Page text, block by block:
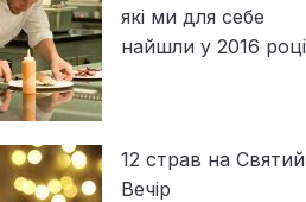
які ми для себе
найшли у 2016 році
12 страв на Святий
Вечір